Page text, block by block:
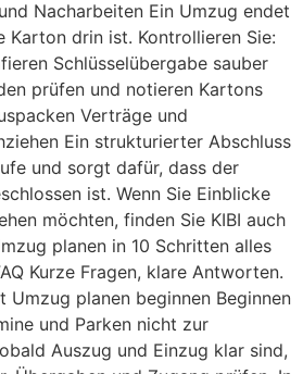
Nacharbeiten Ein Umzug endet
Karton drin ist. Kontrollieren Sie:
Schlüsselübergabe sauber
prüfen und notieren Kartons
Verträge und
Ein strukturierter Abschluss
und sorgt dafür, dass der
ist. Wenn Sie Einblicke
möchten, finden Sie KIBI auch
planen in 10 Schritten alles
Kurze Fragen, klare Antworten.
Umzug planen beginnen Beginnen
und Parken nicht zur
Auszug und Einzug klar sind,